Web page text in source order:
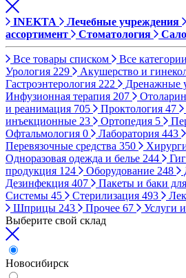
INEKTA Лечебные учреждения
ассортимент
Стоматология
Все товары списком Все категории
Урология 229 Акушерство и
Гастроэнтерология 222 Дренажные
Инфузионная терапия 207
и реанимация 705 Проктология 47
инъекционные 23 Ортопедия 5
Офтальмология 0 Лаборатория 443
Перевязочные средства 350
Одноразовая одежда и белье 244
продукция 124 Оборудование 248
Дезинфекция 407 Пакеты и баки
Системы 45 Стерилизация 493
Шприцы 243 Прочее 67 Услуги
Выберите свой склад
Новосибирск